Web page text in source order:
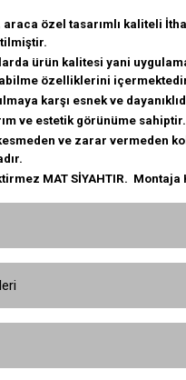
araca özel tasarımlı kaliteli
ürün kalitesi yani
özelliklerini
karşı esnek ve
ve estetik görünüme sahiptir.
ve zarar vermeden
MAT SİYAHTIR. Montaja